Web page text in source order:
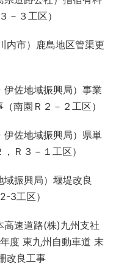
－３工区）
内市）鹿島地区管渠更
佐地域振興局）事業
南園Ｒ２－２工区）
佐地域振興局）県単
Ｒ３－１工区）
振興局）堰堤改良
3工区）
速道路(株)九州支社
度 東九州自動車道 末
改良工事